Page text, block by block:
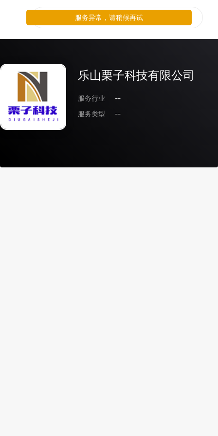
乐山栗子科技有限公司
服务行业
--
服务类型
--
服务异常，请稍候再试